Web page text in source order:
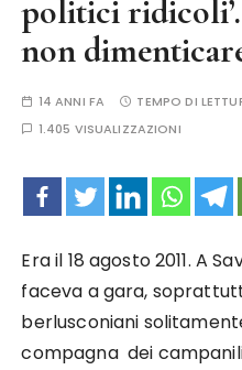
politici ridicoli’.
non
14 ANNI FA TEMPO DI
1.405 VISUALIZZAZIONI
Era il 18 agosto 2011. A
faceva a gara,
berlusconiani
compagna dei